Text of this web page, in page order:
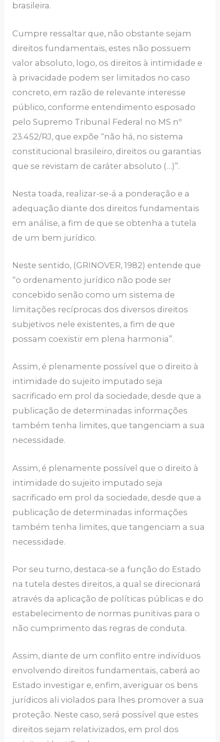
brasileira.
Cumpre ressaltar que, não obstante sejam
direitos fundamentais, estes não possuem
valor absoluto, logo, os direitos à intimidade e
à privacidade podem ser limitados no caso
concreto, em razão de relevante interesse
público, conforme entendimento esposado
pelo Supremo Tribunal Federal no MS nº
23.452/RJ, que expõe “não há, no sistema
constitucional brasileiro, direitos ou garantias
que se revistam de caráter absoluto (…)”.
Nesta toada, realizar-se-á a ponderação e a
adequação diante dos direitos fundamentais
em análise, a fim de que se obtenha a tutela
de um bem jurídico.
Neste sentido, (GRINOVER, 1982) entende que
“o ordenamento jurídico não pode ser
concebido senão como um sistema de
limitações recíprocas dos diversos direitos
subjetivos nele existentes, a fim de que
possam coexistir em plena harmonia”.
Assim, é plenamente possível que o direito à
intimidade do sujeito imputado seja
sacrificado em prol da sociedade, desde que a
publicação de determinadas informações
também tenha limites, que tangenciam a sua
necessidade.
Assim, é plenamente possível que o direito à
intimidade do sujeito imputado seja
sacrificado em prol da sociedade, desde que a
publicação de determinadas informações
também tenha limites, que tangenciam a sua
necessidade.
Por seu turno, destaca-se a função do Estado
na tutela destes direitos, a qual se direcionará
através da aplicação de políticas públicas e do
estabelecimento de normas punitivas para o
não cumprimento das regras de conduta.
Assim, diante de um conflito entre indivíduos
envolvendo direitos fundamentais, caberá ao
Estado investigar e, enfim, averiguar os bens
jurídicos ali violados para lhes promover a sua
proteção. Neste caso, será possível que estes
direitos sejam relativizados, em prol dos